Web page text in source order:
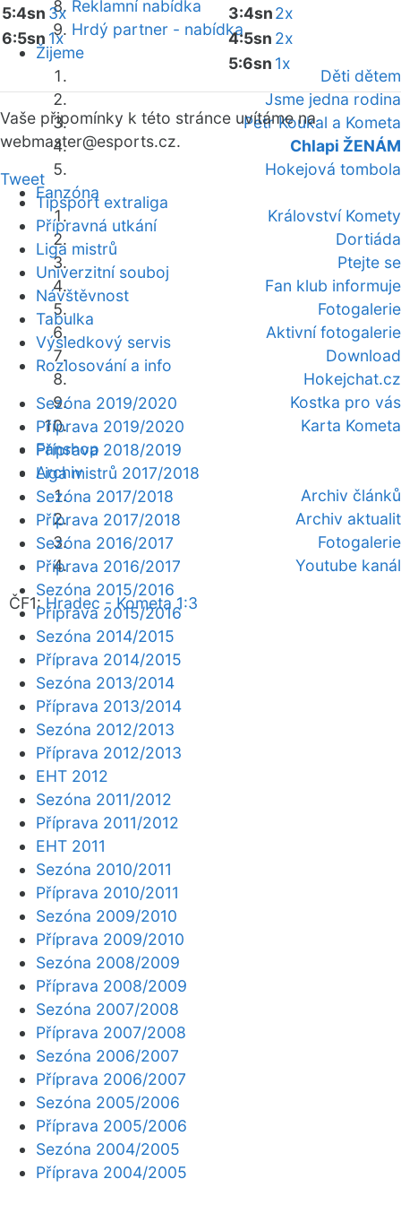
Reklamní nabídka
Hrdý partner - nabídka
Žijeme
Děti dětem
Jsme jedna rodina
Petr Koukal a Kometa
Chlapi ŽENÁM
Hokejová tombola
Fanzóna
Království Komety
Dortiáda
Ptejte se
Fan klub informuje
Fotogalerie
Aktivní fotogalerie
Download
Hokejchat.cz
Kostka pro vás
Karta Kometa
Fanshop
Archiv
Archiv článků
Archiv aktualit
Fotogalerie
Youtube kanál
ČF1:Hradec - Kometa 1:3
5:4sn 3x
6:5sn 1x
3:4sn2x
4:5sn 2x
5:6sn 1x
Vaše připomínky k této stránce uvítáme na
webmaster@esports.cz.
Tweet
Tipsport extraliga
Přípravná utkání
Liga mistrů
Univerzitní souboj
Návštěvnost
Tabulka
Výsledkový servis
Rozlosování a info
Sezóna 2019/2020
Příprava 2019/2020
Příprava 2018/2019
Liga mistrů 2017/2018
Sezóna 2017/2018
Příprava 2017/2018
Sezóna 2016/2017
Příprava 2016/2017
Sezóna 2015/2016
Příprava 2015/2016
Sezóna 2014/2015
Příprava 2014/2015
Sezóna 2013/2014
Příprava 2013/2014
Sezóna 2012/2013
Příprava 2012/2013
EHT 2012
Sezóna 2011/2012
Příprava 2011/2012
EHT 2011
Sezóna 2010/2011
Příprava 2010/2011
Sezóna 2009/2010
Příprava 2009/2010
Sezóna 2008/2009
Příprava 2008/2009
Sezóna 2007/2008
Příprava 2007/2008
Sezóna 2006/2007
Příprava 2006/2007
Sezóna 2005/2006
Příprava 2005/2006
Sezóna 2004/2005
Příprava 2004/2005